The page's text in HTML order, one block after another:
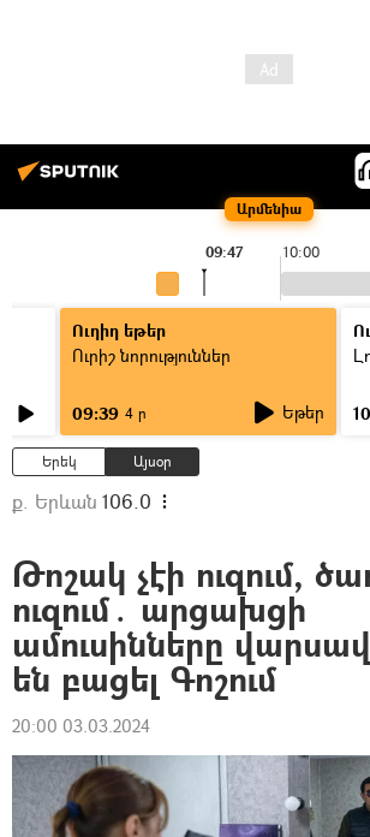
Արմենիա
10:00
09:47
Ուղիղ եթեր
Ուրիշ նորություններ
09:39 4 ր Եթեր
Երեկ Այսօր
ք. Երևան 106.0
Թոշակ չէի ուզում,
ուզում․ արցախցի
ամուսինները
են բացել Գոշում
20:00 03.03.2024